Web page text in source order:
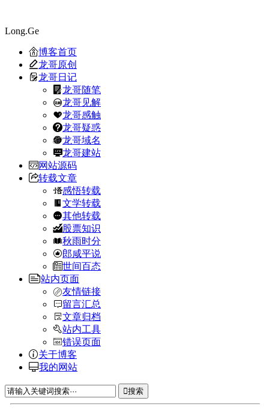
Long.Ge
博客首页
龙哥原创
龙哥日记
龙哥随笔
龙哥见解
龙哥感触
龙哥疑惑
龙哥域名
龙哥建站
网站源码
转载文章
感悟转载
文学转载
其他转载
股票知识
秋雨时分
郎咸平说
世间百态
站内页面
友情链接
留言汇总
文章归档
站内工具
错误页面
关于博客
我的网站
搜索